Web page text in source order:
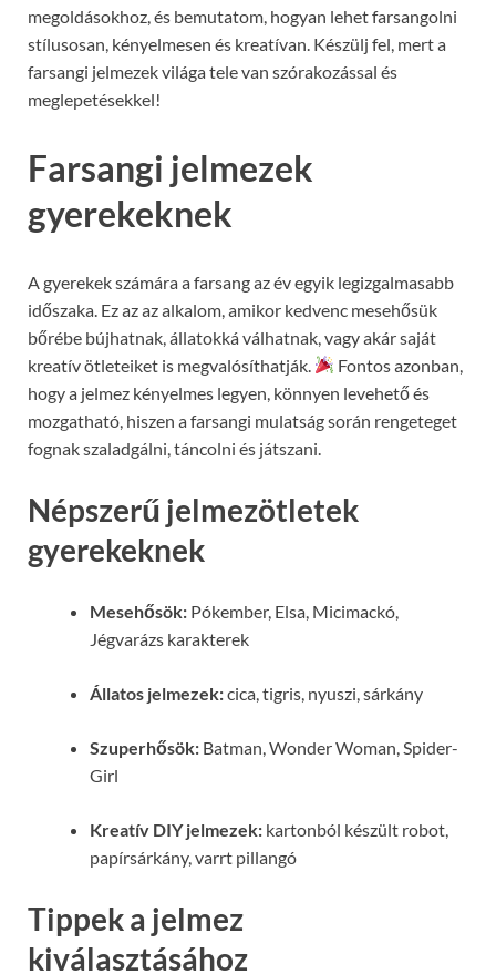
megoldásokhoz, és bemutatom, hogyan lehet farsangolni
stílusosan, kényelmesen és kreatívan. Készülj fel, mert a
farsangi jelmezek világa tele van szórakozással és
meglepetésekkel!
Farsangi jelmezek
gyerekeknek
A gyerekek számára a farsang az év egyik legizgalmasabb
időszaka. Ez az az alkalom, amikor kedvenc mesehősük
bőrébe bújhatnak, állatokká válhatnak, vagy akár saját
kreatív ötleteiket is megvalósíthatják.
Fontos azonban,
hogy a jelmez kényelmes legyen, könnyen levehető és
mozgatható, hiszen a farsangi mulatság során rengeteget
fognak szaladgálni, táncolni és játszani.
Népszerű jelmezötletek
gyerekeknek
Mesehősök: Pókember, Elsa, Micimackó,
Jégvarázs karakterek
Állatos jelmezek:cica, tigris, nyuszi, sárkány
Szuperhősök: Batman, Wonder Woman, Spider-
Girl
Kreatív DIY jelmezek: kartonból készült robot,
papírsárkány, varrt pillangó
Tippek a jelmez
kiválasztásához